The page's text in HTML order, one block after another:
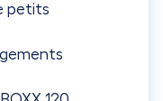
petits